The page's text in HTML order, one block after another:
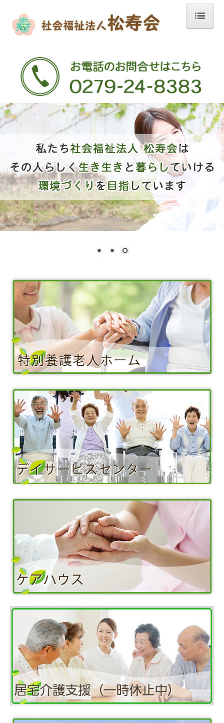
特別養護老人ホーム
広報誌
限定公開
短期入所生活介護
デイサービスセンター
ケアハウス
地域包括支援
役員・評議員報酬規定
詳細
処遇改善に係る情報公表